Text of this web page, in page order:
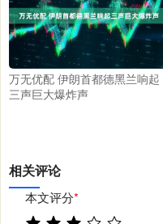
万无优配 伊朗首都德黑兰响起
三声巨大爆炸声
相关评论
本文评分*